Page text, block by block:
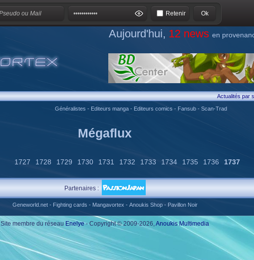
Retenir
Aujourd'hui, 12 news en
Actualités par
Généralistes - Editeurs manga - Editeurs comics - Fansub - Scan-Trad
Mégaflux
1727 1728 1729 1730 1731 1732 1733 1734 1735 1736 1737
Partenaires :
Geneworld.net- Fighting cards - Mangavortex - Anoukis Shop- Pavillon Noir
Site membre du réseau Enelye- Copyright © 2009-2026,Anoukis Multimedia